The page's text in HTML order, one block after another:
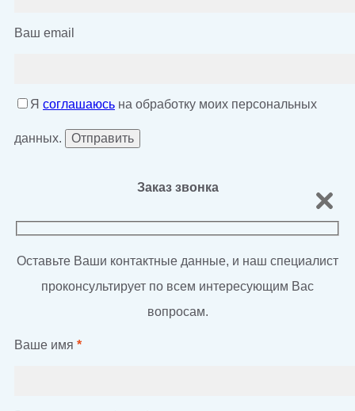
Ваш email
Я соглашаюсь на обработку моих персональных
данных.
Заказ звонка
Оставьте Ваши контактные данные, и наш специалист
проконсультирует по всем интересующим Вас
вопросам.
Ваше имя *